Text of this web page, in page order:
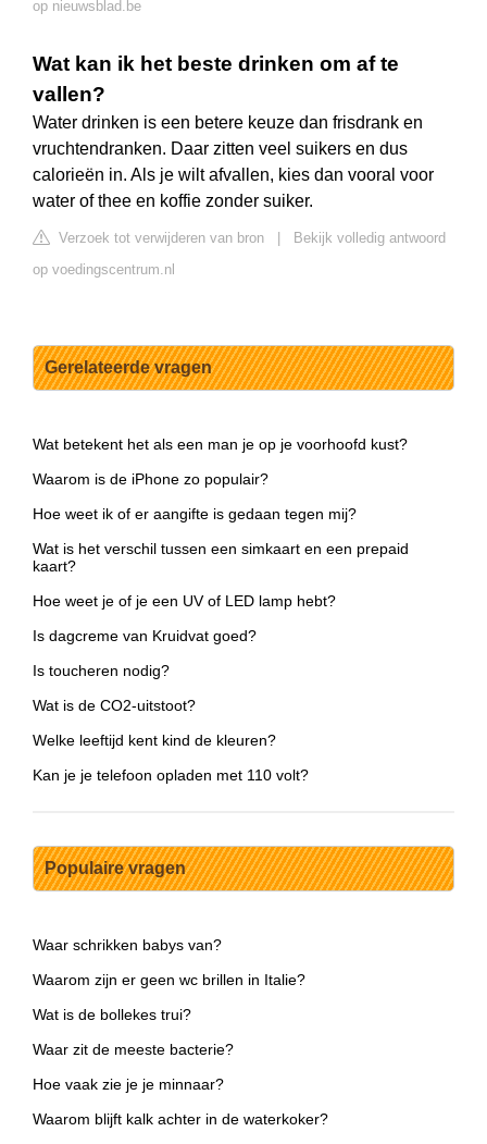
op nieuwsblad.be
Wat kan ik het beste drinken om af te
vallen?
Water drinken is een betere keuze dan frisdrank en
vruchtendranken. Daar zitten veel suikers en dus
calorieën in. Als je wilt afvallen, kies dan vooral voor
water of thee en koffie zonder suiker.
Verzoek tot verwijderen van bron
Bekijk volledig antwoord
op voedingscentrum.nl
Gerelateerde vragen
Wat betekent het als een man je op je voorhoofd kust?
Waarom is de iPhone zo populair?
Hoe weet ik of er aangifte is gedaan tegen mij?
Wat is het verschil tussen een simkaart en een prepaid
kaart?
Hoe weet je of je een UV of LED lamp hebt?
Is dagcreme van Kruidvat goed?
Is toucheren nodig?
Wat is de CO2-uitstoot?
Welke leeftijd kent kind de kleuren?
Kan je je telefoon opladen met 110 volt?
Populaire vragen
Waar schrikken babys van?
Waarom zijn er geen wc brillen in Italie?
Wat is de bollekes trui?
Waar zit de meeste bacterie?
Hoe vaak zie je je minnaar?
Waarom blijft kalk achter in de waterkoker?